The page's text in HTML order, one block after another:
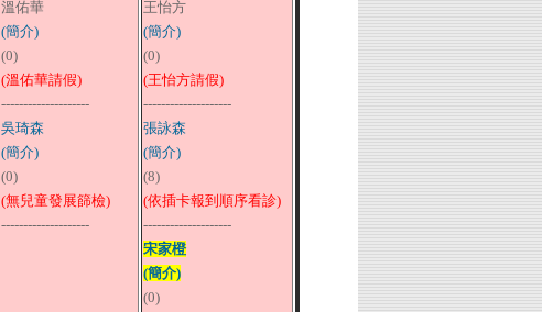
溫佑華
(簡介)
(0)
(溫佑華請假)
--------------------
吳琦森
(簡介)
(0)
(無兒童發展篩檢)
--------------------
王怡方
(簡介)
(0)
(王怡方請假)
--------------------
張詠森
(簡介)
(8)
(依插卡報到順序看診)
--------------------
宋家橙
(簡介)
(0)